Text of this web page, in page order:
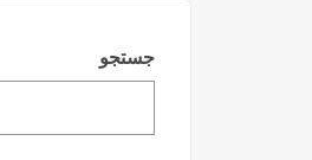
جستجو